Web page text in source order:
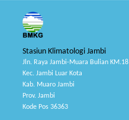
Stasiun Klimatologi Jambi
Jln. Raya Jambi-Muara Bulian KM.18
Kec. Jambi Luar Kota
Kab. Muaro Jambi
Prov. Jambi
Kode Pos 36363